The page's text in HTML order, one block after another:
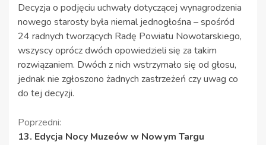
Decyzja o podjęciu uchwały dotyczącej wynagrodzenia
nowego starosty była niemal jednogłośna – spośród
24 radnych tworzących Radę Powiatu Nowotarskiego,
wszyscy oprócz dwóch opowiedzieli się za takim
rozwiązaniem. Dwóch z nich wstrzymało się od głosu,
jednak nie zgłoszono żadnych zastrzeżeń czy uwag co
do tej decyzji.
Kontynuuj
Poprzedni:
13. Edycja Nocy Muzeów w Nowym Targu